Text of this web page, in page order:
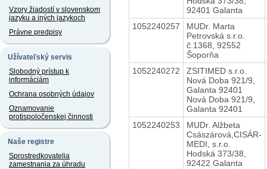
Vzory žiadostí v slovenskom
jazyku a iných jazykoch
Právne predpisy
Užívateľský servis
Slobodný prístup k
informáciám
Ochrana osobných údajov
Oznamovanie
protispoločenskej činnosti
Naše registre
Sprostredkovatelia
zamestnania za úhradu
92401 Galanta
1052240257
MUDr. Marta
Petrovská s.r.o.
č.1368, 92552
Šoporňa
1052240272
ZSITIMED s.r.o.
Nová Doba 921/9,
Galanta 92401
Nová Doba 921/9,
Galanta 92401
1052240253
MUDr. Alžbeta
Császárová,CISÁR-
MEDI, s.r.o.
Hodská 373/38,
92422 Galanta